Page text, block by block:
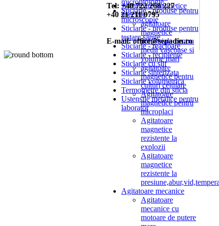
Agitatoare magnetice
speciale
agitatoare
magnetice
industriale pentru
medii vascoase si
volume mari
agitatoare
magnetice pentru
culturi celulare
Agitatoare
magnetice pentru
microplaci
Agitatoare
magnetice
rezistente la
explozii
Agitatoare
magnetice
rezistente la
Agitatoare mecanice
Agitatoare
mecanice cu
motoare de putere
microbiologie
Sticlarie - produse pentru
microscopie
Sticlarie - produse pentru
testare sange
Sticlarie - reactoare
Sticlarie - recipiente
Sticlarie cu slif
Sticlarie sinterizata
Sticlarie volumetrica
Termometre din sticla
Ustensile metalice pentru
laborator
Tel: +40 722 268 227
+40 21 211 0795
E-mail: office@sepadin.ro